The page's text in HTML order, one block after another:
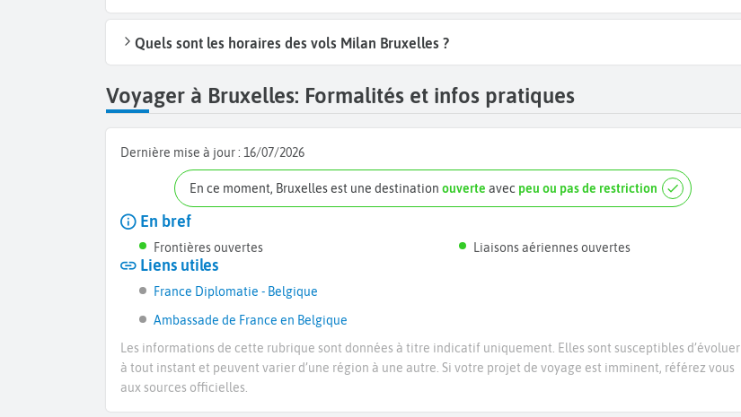
Quels sont les horaires des vols Milan Bruxelles ?
Voyager à Bruxelles: Formalités et infos pratiques
Dernière mise à jour : 16/07/2026
En ce moment, Bruxelles est une destinationouverte avec peu ou pas de restriction
En bref
Frontières ouvertes Liaisons aériennes ouvertes
Liens utiles
France Diplomatie - Belgique
Ambassade de France en Belgique
Les informations de cette rubrique sont données à titre indicatif uniquement. Elles sont susceptibles d’évoluer
à tout instant et peuvent varier d’une région à une autre. Si votre projet de voyage est imminent, référez vous
aux sources officielles.